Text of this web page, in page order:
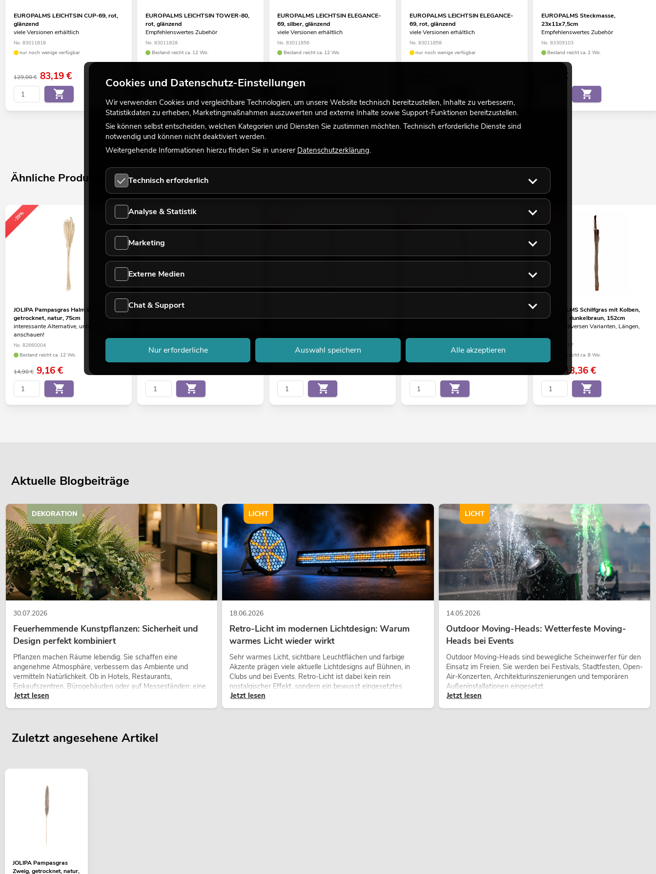
EUROPALMS LEICHTSIN CUP-69, rot,
glänzend
viele Versionen erhältlich
No. 83011818
nur noch wenige verfügbar
129,00 € 83,19€
EUROPALMS LEICHTSIN TOWER-80,
rot, glänzend
Empfehlenswertes Zubehör
No. 83011828
Bestand reicht ca. 12 Wo.
99,00 € 83,19
EUROPALMS LEICHTSIN ELEGANCE-
69, silber, glänzend
viele Versionen erhältlich
No. 83011856
Bestand reicht ca. 12 Wo.
EUROPALMS LEICHTSIN ELEGANCE-
69, rot, glänzend
viele Versionen erhältlich
No. 83011858
nur noch wenige verfügbar
EUROPALMS Steckmasse,
23x11x7,5cm
Empfehlenswertes Zubehör
No. 83309103
Bestand reicht ca. 2 Wo.
€
Ähnliche Produkte
-39%
JOLIPA Pampasgras Halm Bündel,
getrocknet, natur, 75cm
interessante Alternative, unbedingt
anschauen!
No. 82660004
Bestand reicht ca. 12 Wo.
14,90 € 9,16€
EUROPALMS Cacho Coco ca. 120-
190cm
hellbraun, 127cm
Bestand reicht ca. 12 Wo.
künstlich, hellbraun, 152cm
EUROPALMS Schilfgras mit Kolben,
künstlich, dunkelbraun, 152cm
Artikel in diversen Varianten, Längen,
No. 82505857
Bestand reicht ca. 8 Wo.
13,36€
Aktuelle Blogbeiträge
30.07.2026
Feuerhemmende Kunstpflanzen: Sicherheit und
Design perfekt kombiniert
Pflanzen machen Räume lebendig. Sie schaffen eine
angenehme Atmosphäre, verbessern das Ambiente und
vermitteln Natürlichkeit. Ob in Hotels, Restaurants,
Einkaufszentren, Bürogebäuden oder auf Messeständen: eine
hochwertige Begrünung gehört heute längst zum modernen
Jetzt lesen
DEKORATION
18.06.2026
Retro-Licht im modernen Lichtdesign: Warum
warmes Licht wieder wirkt
Sehr warmes Licht, sichtbare Leuchtflächen und farbige
Akzente prägen viele aktuelle Lichtdesigns auf Bühnen, in
Clubs und bei Events. Retro-Licht ist dabei kein rein
nostalgischer Effekt, sondern ein bewusst eingesetztes
Gestaltungsmittel: Es schafft Atmosphäre, gibt Szenen
Jetzt lesen
LICHT
14.05.2026
Outdoor Moving-Heads: Wetterfeste Moving-
Heads bei Events
Outdoor Moving-Heads sind bewegliche Scheinwerfer für den
Einsatz im Freien. Sie werden bei Festivals, Stadtfesten, Open-
Air-Konzerten, Architekturinszenierungen und temporären
Außeninstallationen eingesetzt.
Jetzt lesen
LICHT
Zuletzt angesehene Artikel
JOLIPA Pampasgras
Zweig, getrocknet, natur,
Cookies und Datenschutz-Einstellungen
Wir verwenden Cookies und vergleichbare Technologien, um unsere Website technisch bereitzustellen, Inhalte zu verbessern,
Statistikdaten zu erheben, Marketingmaßnahmen auszuwerten und externe Inhalte sowie Support-Funktionen bereitzustellen.
Sie können selbst entscheiden, welchen Kategorien und Diensten Sie zustimmen möchten. Technisch erforderliche Dienste sind
notwendig und können nicht deaktiviert werden.
Weitergehende Informationen hierzu finden Sie in unserer Datenschutzerklärung.
Technisch erforderlich
Analyse & Statistik
Marketing
Externe Medien
Chat & Support
Nur erforderliche Auswahl speichern Alle akzeptieren